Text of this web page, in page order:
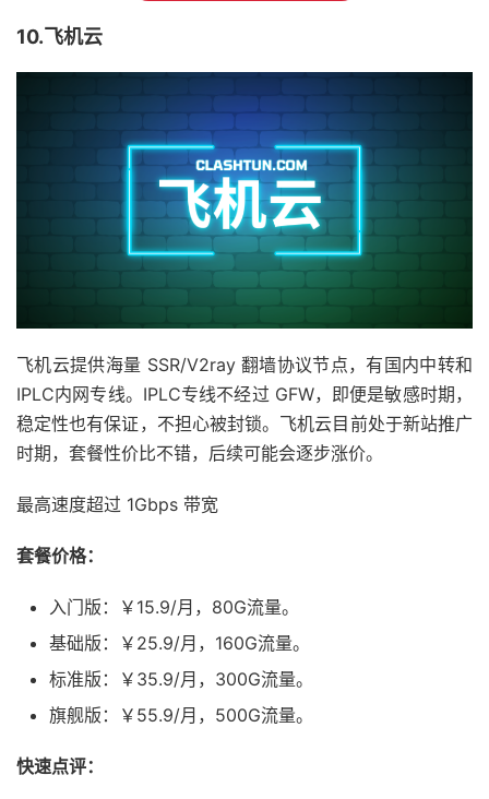
10.飞机云
飞机云提供海量 SSR/V2ray 翻墙协议节点，有国内中转和
IPLC内网专线。IPLC专线不经过 GFW，即便是敏感时期，
稳定性也有保证，不担心被封锁。飞机云目前处于新站推广
时期，套餐性价比不错，后续可能会逐步涨价。
最高速度超过 1Gbps 带宽
套餐价格：
入门版：￥15.9/月，80G流量。
基础版：￥25.9/月，160G流量。
标准版：￥35.9/月，300G流量。
旗舰版：￥55.9/月，500G流量。
快速点评：